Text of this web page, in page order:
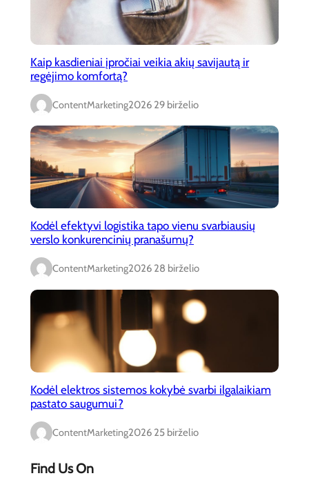
Kaip kasdieniai įpročiai veikia akių savijautą ir
regėjimo komfortą?
ContentMarketing2026 29 birželio
Kodėl efektyvi logistika tapo vienu svarbiausių
verslo konkurencinių pranašumų?
ContentMarketing2026 28 birželio
Kodėl elektros sistemos kokybė svarbi ilgalaikiam
pastato saugumui?
ContentMarketing2026 25 birželio
Find Us On